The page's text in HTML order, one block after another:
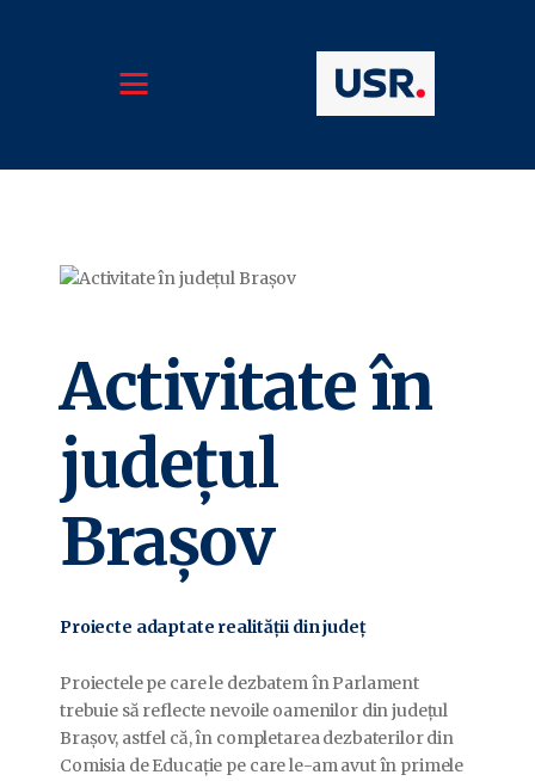
RAPOARTE DE ACTIVITATE
ECHIPA MEA
POLITICA DE
Activitate în
județul
Brașov
Proiecte adaptate realității din județ
Proiectele pe care le dezbatem în Parlament
trebuie să reflecte nevoile oamenilor din județul
Brașov, astfel că, în completarea dezbaterilor din
Comisia de Educație pe care le-am avut în primele